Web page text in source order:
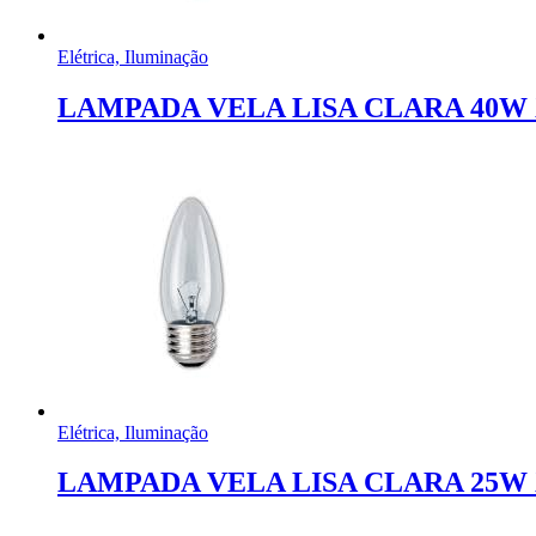
Elétrica, Iluminação
LAMPADA VELA LISA CLARA 40W
Elétrica, Iluminação
LAMPADA VELA LISA CLARA 25W